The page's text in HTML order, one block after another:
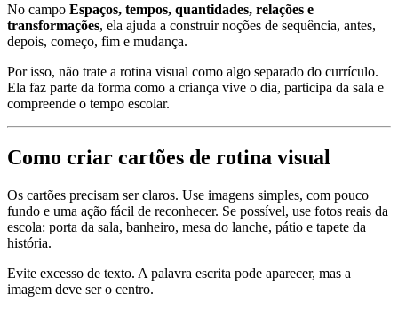
No campo Espaços, tempos, quantidades, relações e
transformações, ela ajuda a construir noções de sequência, antes,
depois, começo, fim e mudança.
Por isso, não trate a rotina visual como algo separado do currículo.
Ela faz parte da forma como a criança vive o dia, participa da sala e
compreende o tempo escolar.
Como criar cartões de rotina visual
Os cartões precisam ser claros. Use imagens simples, com pouco
fundo e uma ação fácil de reconhecer. Se possível, use fotos reais da
escola: porta da sala, banheiro, mesa do lanche, pátio e tapete da
história.
Evite excesso de texto. A palavra escrita pode aparecer, mas a
imagem deve ser o centro.